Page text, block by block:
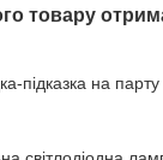
товару
підказка на